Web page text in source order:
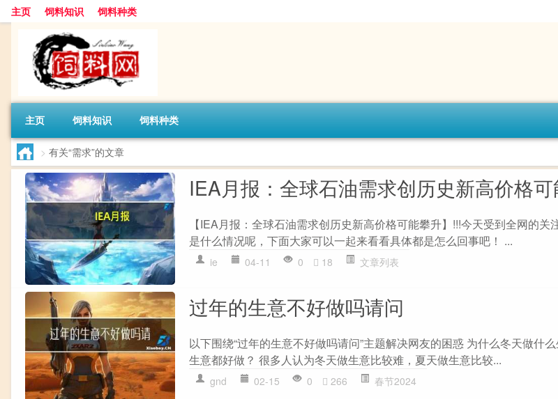
主页 饲料知识 饲料种类
主页 饲料知识 饲料种类
> 有关“需求”的文章
IEA月报：全球石油需求创历史新高价格
【IEA月报：全球石油需求创历史新高价格可能攀升】!!!今天受到全网的关
是什么情况呢，下面大家可以一起来看看具体都是怎么回事吧！ ...
ie 04-11 0 18 文章列表
过年的生意不好做吗请问
以下围绕“过年的生意不好做吗请问”主题解决网友的困惑 为什么冬天做什
生意都好做？ 很多人认为冬天做生意比较难，夏天做生意比较...
gnd 02-15 0 266 春节2024